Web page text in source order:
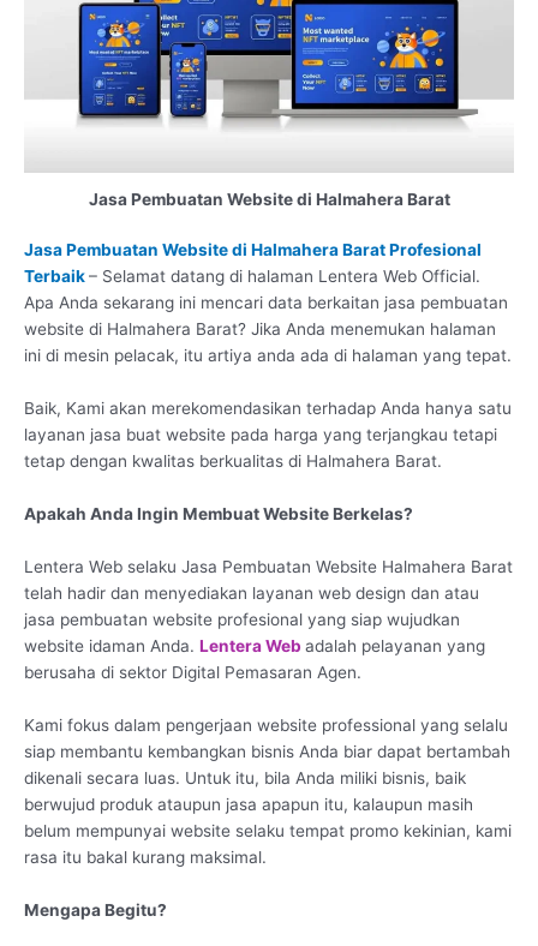
Jasa Pembuatan Website di Halmahera Barat
Jasa Pembuatan Website di Halmahera Barat Profesional
Terbaik– Selamat datang di halaman Lentera Web Official.
Apa Anda sekarang ini mencari data berkaitan jasa pembuatan
website di Halmahera Barat? Jika Anda menemukan halaman
ini di mesin pelacak, itu artiya anda ada di halaman yang tepat.
Baik, Kami akan merekomendasikan terhadap Anda hanya satu
layanan jasa buat website pada harga yang terjangkau tetapi
tetap dengan kwalitas berkualitas di Halmahera Barat.
Apakah Anda Ingin Membuat Website Berkelas?
Lentera Web selaku Jasa Pembuatan Website Halmahera Barat
telah hadir dan menyediakan layanan web design dan atau
jasa pembuatan website profesional yang siap wujudkan
website idaman Anda. Lentera Web adalah pelayanan yang
berusaha di sektor Digital Pemasaran Agen.
Kami fokus dalam pengerjaan website professional yang selalu
siap membantu kembangkan bisnis Anda biar dapat bertambah
dikenali secara luas. Untuk itu, bila Anda miliki bisnis, baik
berwujud produk ataupun jasa apapun itu, kalaupun masih
belum mempunyai website selaku tempat promo kekinian, kami
rasa itu bakal kurang maksimal.
Mengapa Begitu?